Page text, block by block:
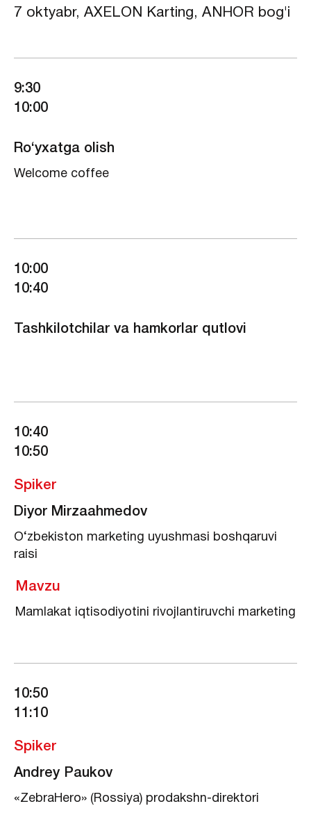
7 oktyabr, AXELON Karting, ANHOR bog'i
9:30
10:00
Ro‘yxatga olish
Welcome coffee
10:00
10:40
Tashkilotchilar va hamkorlar qutlovi
10:40
10:50
Spiker
Diyor Mirzaahmedov
O‘zbekiston marketing uyushmasi boshqaruvi
raisi
Mavzu
Mamlakat iqtisodiyotini rivojlantiruvchi marketing
10:50
11:10
Spiker
Andrey Paukov
«ZebraHero» (Rossiya) prodakshn-direktori